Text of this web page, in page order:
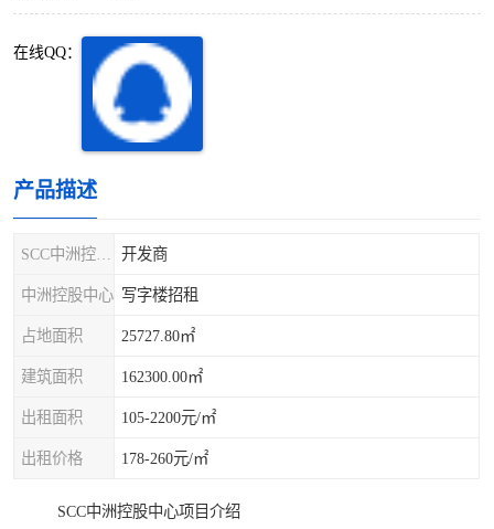
在线QQ：
产品描述
开发商
中洲控股中心 写字楼招租
占地面积 25727.80㎡
建筑面积 162300.00㎡
出租面积 105-2200元/㎡
出租价格 178-260元/㎡
SCC中洲控股中心项目介绍
深圳超级总部基地 后海
龙岗区
光明区
龙华观澜